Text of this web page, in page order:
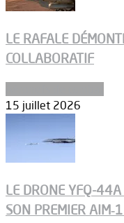
LE RAFALE
COLLABORATIF
15 juillet 2026
LE DRONE YFQ-
SON PREMIER